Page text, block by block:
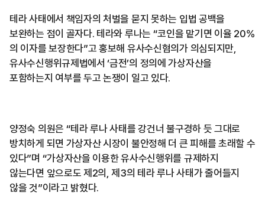
테라 사태에서 책임자의 처벌을 묻지 못하는 입법 공백을
보완하는 점이 골자다. 테라와 루나는 “코인을 맡기면 이율 20%
의 이자를 보장한다”고 홍보해 유사수신혐의가 의심되지만,
유사수신행위규제법에서 ‘금전’의 정의에 가상자산을
포함하는지 여부를 두고 논쟁이 일고 있다.
양정숙 의원은 “테라 루나 사태를 강건너 불구경하 듯 그대로
방치하게 되면 가상자산 시장이 불안정해 더 큰 피해를 초래할 수
있다”며 “가상자산을 이용한 유사수신행위를 규제하지
않는다면 앞으로도 제2의, 제3의 테라 루나 사태가 줄어들지
않을 것”이라고 밝혔다.